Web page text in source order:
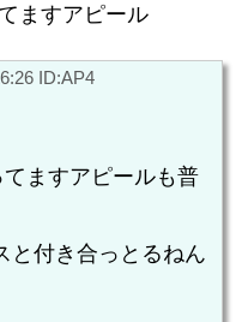
ますアピール
ID:AP4
ますアピールも普
と付き合っとるねん